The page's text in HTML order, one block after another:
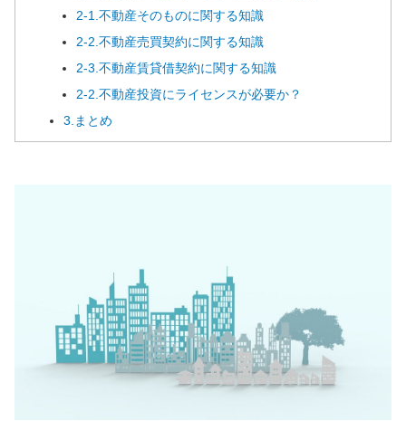
2-1.不動産そのものに関する知識
2-2.不動産売買契約に関する知識
2-3.不動産賃貸借契約に関する知識
2-2.不動産投資にライセンスが必要か？
3.まとめ